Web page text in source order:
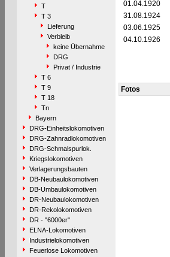
T
T 3
Lieferung
Verbleib
keine Übernahme
DRG
Privat / Industrie
T 6
T 9
T 18
Tn
Bayern
DRG-Einheitslokomotiven
DRG-Zahnradlokomotiven
DRG-Schmalspurlok.
Kriegslokomotiven
Verlagerungsbauten
DB-Neubaulokomotiven
DB-Umbaulokomotiven
DR-Neubaulokomotiven
DR-Rekolokomotiven
DR - "6000er"
ELNA-Lokomotiven
Industrielokomotiven
Feuerlose Lokomotiven
01.04.1920
31.08.1924
03.06.1925
04.10.1926
Fotos